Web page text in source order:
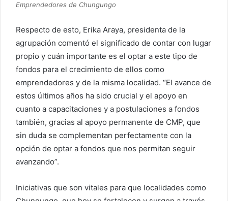
Emprendedores de Chungungo
Respecto de esto, Erika Araya, presidenta de la
agrupación comentó el significado de contar con lugar
propio y cuán importante es el optar a este tipo de
fondos para el crecimiento de ellos como
emprendedores y de la misma localidad. “El avance de
estos últimos años ha sido crucial y el apoyo en
cuanto a capacitaciones y a postulaciones a fondos
también, gracias al apoyo permanente de CMP, que
sin duda se complementan perfectamente con la
opción de optar a fondos que nos permitan seguir
avanzando”.
Iniciativas que son vitales para que localidades como